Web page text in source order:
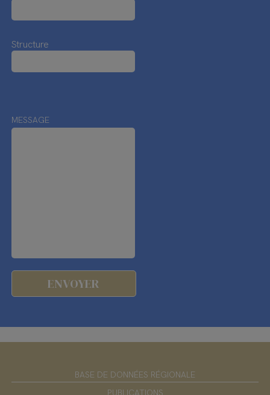
Structure
MESSAGE
BASE DE DONNÉES RÉGIONALE
PUBLICATIONS